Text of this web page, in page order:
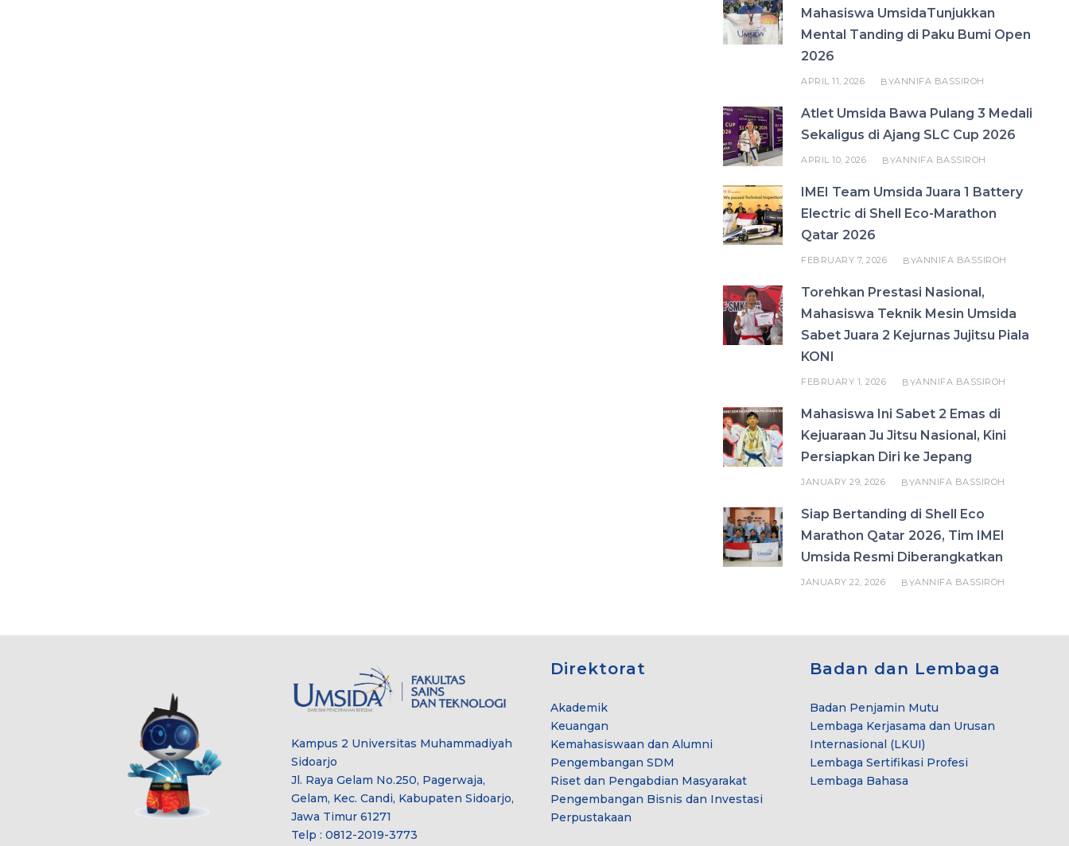
Mahasiswa UmsidaTunjukkan
Mental Tanding di Paku Bumi Open
2026
APRIL 11, 2026 BYANNIFA BASSIROH
Atlet Umsida Bawa Pulang 3 Medali
Sekaligus di Ajang SLC Cup 2026
APRIL 10, 2026 BYANNIFA BASSIROH
IMEI Team Umsida Juara 1 Battery
Electric di Shell Eco-Marathon
Qatar 2026
FEBRUARY 7, 2026 BYANNIFA BASSIROH
Torehkan Prestasi Nasional,
Mahasiswa Teknik Mesin Umsida
Sabet Juara 2 Kejurnas Jujitsu Piala
KONI
FEBRUARY 1, 2026 BYANNIFA BASSIROH
Mahasiswa Ini Sabet 2 Emas di
Kejuaraan Ju Jitsu Nasional, Kini
Persiapkan Diri ke Jepang
JANUARY 29, 2026 BYANNIFA BASSIROH
Siap Bertanding di Shell Eco
Marathon Qatar 2026, Tim IMEI
Umsida Resmi Diberangkatkan
JANUARY 22, 2026 BYANNIFA BASSIROH
Kampus 2 Universitas Muhammadiyah
Sidoarjo
Jl. Raya Gelam No.250, Pagerwaja,
Gelam, Kec. Candi, Kabupaten Sidoarjo,
Jawa Timur 61271
Telp : 0812-2019-3773
Direktorat
Akademik
Keuangan
Kemahasiswaan dan Alumni
Pengembangan SDM
Riset dan Pengabdian Masyarakat
Pengembangan Bisnis dan Investasi
Perpustakaan
Badan dan Lembaga
Badan Penjamin Mutu
Lembaga Kerjasama dan Urusan
Internasional (LKUI)
Lembaga Sertifikasi Profesi
Lembaga Bahasa